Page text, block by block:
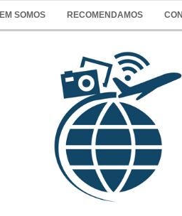
SOMOS RECOMENDAMOS